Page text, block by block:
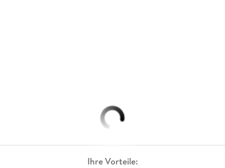
Ihre Vorteile: